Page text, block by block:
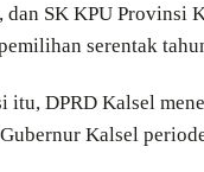
SK KPU Provinsi
serentak
itu, DPRD Kalsel
Kalsel